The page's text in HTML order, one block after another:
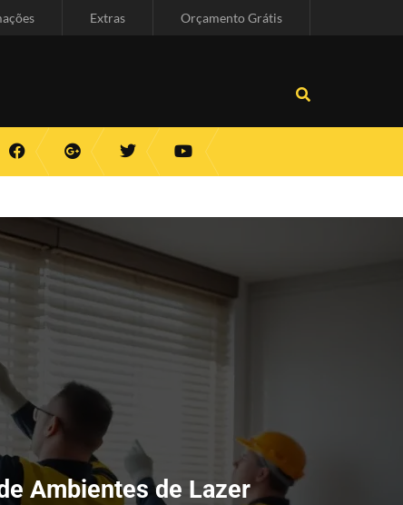
Extras Orçamento Grátis
Ambientes de Lazer